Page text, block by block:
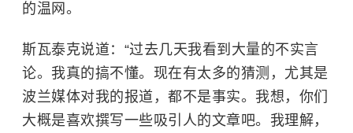
的温网。
斯瓦泰克说道： “过去几天我看到大量的不实言
论。我真的搞不懂。现在有太多的猜测，尤其是
波兰媒体对我的报道，都不是事实。我想，你们
大概是喜欢撰写一些吸引人的文章吧。我理解，